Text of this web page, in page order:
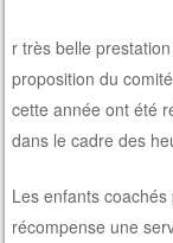
r très belle
proposition du
cette année ont été
dans le cadre des
Les enfants
récompense une